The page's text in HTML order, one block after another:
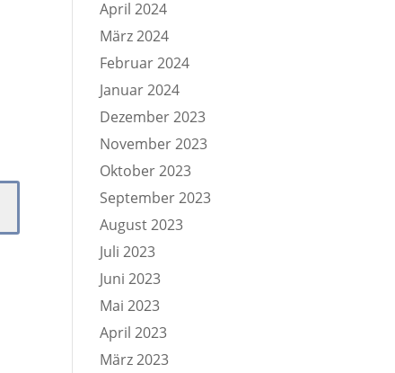
April 2024
März 2024
Februar 2024
Januar 2024
Dezember 2023
November 2023
Oktober 2023
September 2023
August 2023
Juli 2023
Juni 2023
Mai 2023
April 2023
März 2023